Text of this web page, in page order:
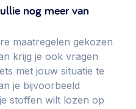
nog meer van
maatregelen gekozen
krijg je ook vragen
met jouw situatie te
je bijvoorbeeld
stoffen wilt lozen op